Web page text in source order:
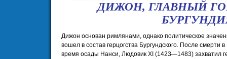
ДИЖОН, ГЛАВНЫЙ
Дижон основан римлянами, однако политическое
вошел в состав герцогства Бургундского. После смерти
время осады Нанси, Людовик XI (1423—1483) захватил